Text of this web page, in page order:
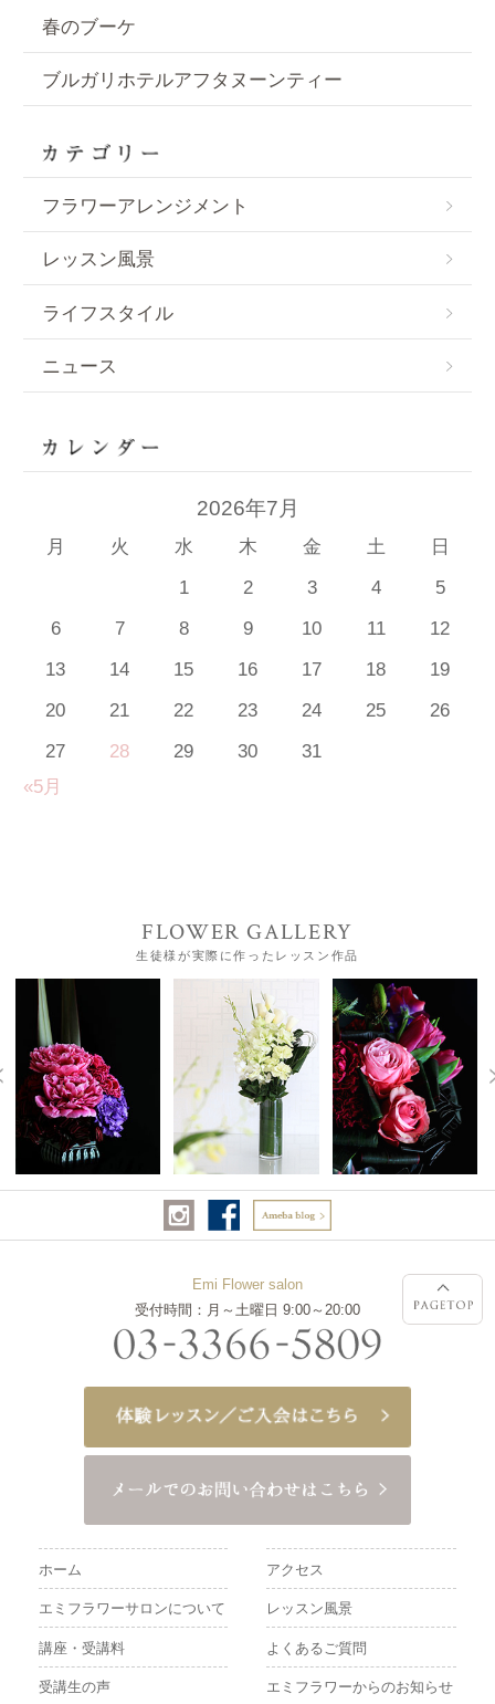
春のブーケ
ブルガリホテルアフタヌーンティー
フラワーアレンジメント
レッスン風景
ライフスタイル
ニュース
2026年7月
月 火 水 木 金 土
日
1
2 3 4
5
6
7 8 9 10 11
12
13
14 15 16 17 18
19
20
21 22 23 24 25
26
27
28 29 30
31
«5月
FLOWER GALLERY
生徒様が実際に作ったレッスン作品
Emi Flower salon
受付時間：月～土曜日 9:00～20:00
ホーム アクセス
エミフラワーサロンについて レッスン風景
講座・受講料 よくあるご質問
受講生の声 エミフラワーからのお知らせ